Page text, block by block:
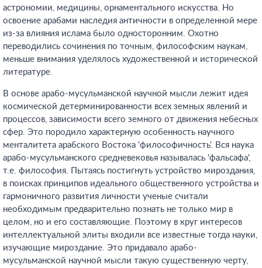
астрономии, медицины, орнаментального искусства. Но
освоение арабами наследия античности в определенной мере
из-за влияния ислама было односторонним. Охотно
переводились сочинения по точным, философским наукам,
меньше внимания уделялось художественной и исторической
литературе.
В основе арабо-мусульманской научной мысли лежит идея
космической детерминированности всех земных явлений и
процессов, зависимости всего земного от движения небесных
сфер. Это породило характерную особенность научного
менталитета арабского Востока 'философичность'. Вся наука
арабо-мусульманского средневековья называлась 'фальсафа',
т.е. философия. Пытаясь постигнуть устройство мироздания,
в поисках принципов идеального общественного устройства и
гармоничного развития личности ученые считали
необходимым предварительно познать не только мир в
целом, но и его составляющие. Поэтому в круг интересов
интеллектуальной элиты входили все известные тогда науки,
изучающие мироздание. Это придавало арабо-
мусульманской научной мысли такую существенную черту,